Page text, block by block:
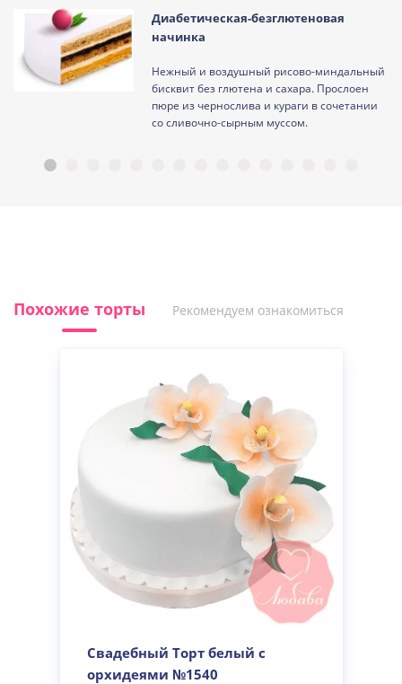
Диабетическая-безглютеновая
начинка
Нежный и воздушный рисово-миндальный
бисквит без глютена и сахара. Прослоен
пюре из чернослива и кураги в сочетании
со сливочно-сырным муссом.
Похожие торты Рекомендуем ознакомиться
Свадебный Торт белый с
орхидеями №1540